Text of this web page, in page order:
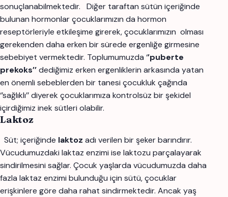
sonuçlanabilmektedir. Diğer taraftan sütün içeriğinde
bulunan hormonlar çocuklarımızın da hormon
reseptörleriyle etkileşime girerek, çocuklarımızın olması
gerekenden daha erken bir sürede ergenliğe girmesine
sebebiyet vermektedir. Toplumumuzda ‘’puberte
prekoks’’dediğimiz erken ergenliklerin arkasında yatan
en önemli sebeblerden bir tanesi çocukluk çağında
‘’sağlıklı’’ diyerek çocuklarımıza kontrolsüz bir şekidel
içirdiğimiz inek sütleri olabilir.
Laktoz
Süt; içeriğinde laktoz adı verilen bir şeker barındırır.
Vücudumuzdaki laktaz enzimi ise laktozu parçalayarak
sindirilmesini sağlar. Çocuk yaşlarda vücudumuzda daha
fazla laktaz enzimi bulunduğu için sütü, çocuklar
erişkinlere göre daha rahat sindirmektedir. Ancak yaş